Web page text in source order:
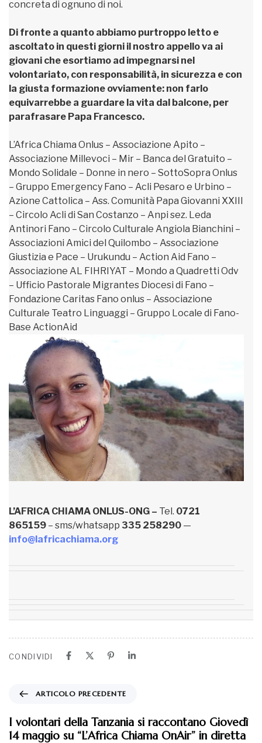
concreta di ognuno di noi.
Di fronte a quanto abbiamo purtroppo letto e
ascoltato in questi giorni il nostro appello va ai
giovani che esortiamo ad impegnarsi nel
volontariato, con responsabilità, in sicurezza e con
la giusta formazione ovviamente: non farlo
equivarrebbe a guardare la vita dal balcone, per
parafrasare Papa Francesco.
L’Africa Chiama Onlus – Associazione Apito –
Associazione Millevoci – Mir – Banca del Gratuito –
Mondo Solidale – Donne in nero – SottoSopra Onlus
– Gruppo Emergency Fano – Acli Pesaro e Urbino –
Azione Cattolica – Ass. Comunità Papa Giovanni XXIII
– Circolo Acli di San Costanzo – Anpi sez. Leda
Antinori Fano – Circolo Culturale Angiola Bianchini –
Associazioni Amici del Quilombo – Associazione
Giustizia e Pace – Urukundu – Action Aid Fano –
Associazione AL FIHRIYAT – Mondo a Quadretti Odv
– Ufficio Pastorale Migrantes Diocesi di Fano –
Fondazione Caritas Fano onlus – Associazione
Culturale Teatro Linguaggi – Gruppo Locale di Fano-
Base ActionAid
L’AFRICA CHIAMA ONLUS-ONG – Tel. 0721
865159 – sms/whatsapp 335 258290 —
info@lafricachiama.org
CONDIVIDI
ARTICOLO PRECEDENTE
I volontari della Tanzania si raccontano Giovedì
14 maggio su “L’Africa Chiama OnAir” in diretta